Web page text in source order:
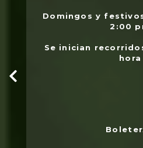
Domingos y
2:00
Se inician
hora